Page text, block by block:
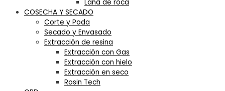
Lana de roca
COSECHA Y SECADO
Corte y Poda
Secado y Envasado
Extracción de resina
Extracción con Gas
Extracción con hielo
Extracción en seco
Rosin Tech